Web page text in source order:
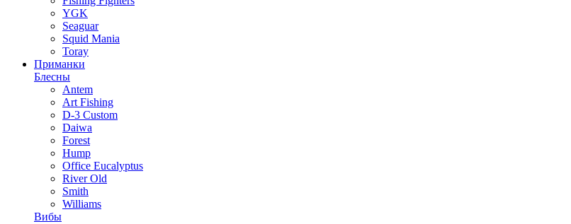
YGK
Seaguar
Squid Mania
Toray
Приманки
Блесны
Antem
Art Fishing
D-3 Custom
Daiwa
Forest
Hump
Office Eucalyptus
River Old
Smith
Williams
Вибы